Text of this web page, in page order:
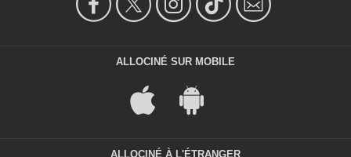
ALLOCINÉ SUR MOBILE
ALLOCINÉ À L'ÉTRANGER